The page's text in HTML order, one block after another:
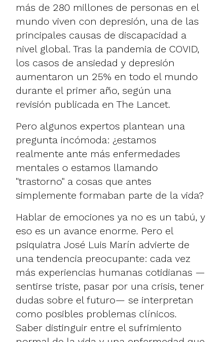
más de 280 millones de personas en el
mundo viven con depresión, una de las
principales causas de discapacidad a
nivel global. Tras la pandemia de COVID,
los casos de ansiedad y depresión
aumentaron un 25% en todo el mundo
durante el primer año, según una
revisión publicada en The Lancet.
Pero algunos expertos plantean una
pregunta incómoda: ¿estamos
realmente ante más enfermedades
mentales o estamos llamando
"trastorno" a cosas que antes
simplemente formaban parte de la vida?
Hablar de emociones ya no es un tabú, y
eso es un avance enorme. Pero el
psiquiatra José Luis Marín advierte de
una tendencia preocupante: cada vez
más experiencias humanas cotidianas —
sentirse triste, pasar por una crisis, tener
dudas sobre el futuro— se interpretan
como posibles problemas clínicos.
Saber distinguir entre el sufrimiento